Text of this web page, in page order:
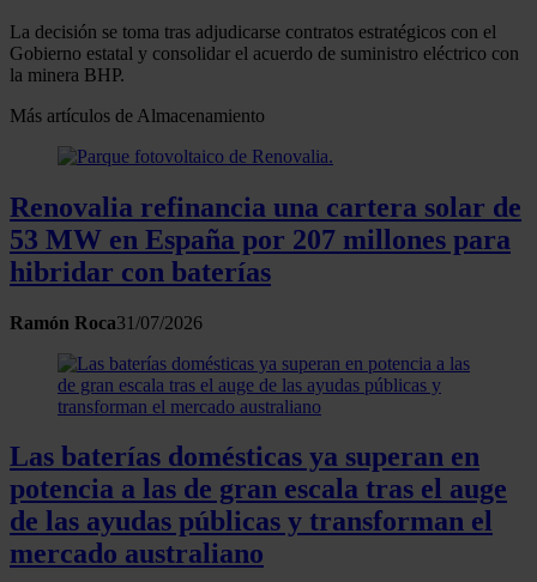
La decisión se toma tras adjudicarse contratos estratégicos con el
Gobierno estatal y consolidar el acuerdo de suministro eléctrico con
la minera BHP.
Más artículos de Almacenamiento
Renovalia refinancia una cartera solar de
53 MW en España por 207 millones para
hibridar con baterías
Ramón Roca31/07/2026
Las baterías domésticas ya superan en
potencia a las de gran escala tras el auge
de las ayudas públicas y transforman el
mercado australiano